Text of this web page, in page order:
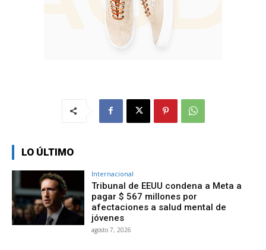
LO ÚLTIMO
Internacional
Tribunal de EEUU condena a Meta a
pagar $ 567 millones por
afectaciones a salud mental de
jóvenes
agosto 7, 2026